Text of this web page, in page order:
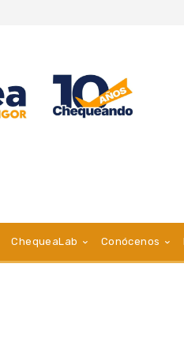
ChequeaLab Conócenos